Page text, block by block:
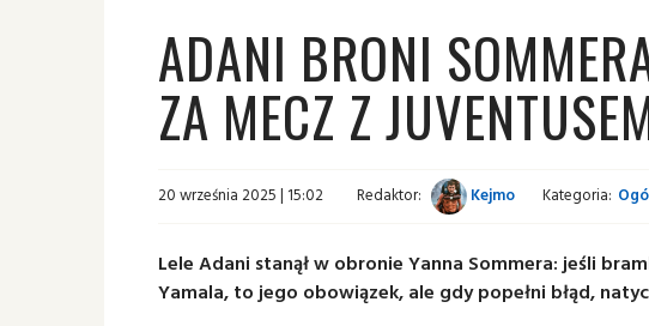
ADANI BRONI
ZA MECZ Z
20 września 2025 | 15:02 Redaktor: Kejmo Kategoria:
Lele Adani stanął w obronie Yanna Sommera: jeśli
Yamala, to jego obowiązek, ale gdy popełni błąd,